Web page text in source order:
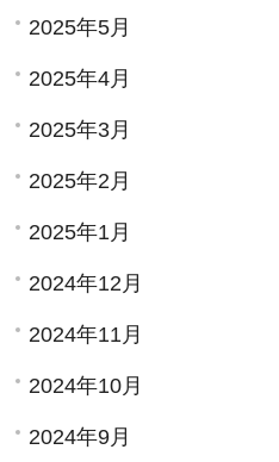
2025年5月
2025年4月
2025年3月
2025年2月
2025年1月
2024年12月
2024年11月
2024年10月
2024年9月